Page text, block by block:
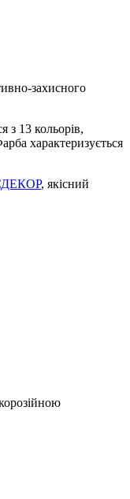
захисного
з 13 кольорів,
характеризується
, якісний